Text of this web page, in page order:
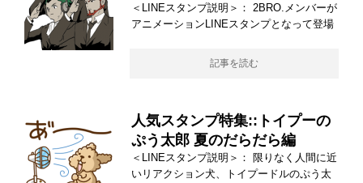
＜LINEスタンプ説明＞： 2BRO.メンバーが
アニメーションLINEスタンプとなって登場
記事を読む
人気スタンプ特集::トイプーの
ぷう太郎 夏のだらだら編
＜LINEスタンプ説明＞： 限りなく人間に近
いリアクション犬、トイプードルのぷう太